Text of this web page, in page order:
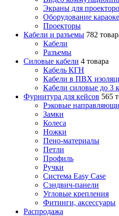
Экраны для
Оборудование караоке
Проекторы
Кабели и разъемы 782
Кабели
Разъемы
Силовые кабели 4 товара
Кабель КГН
Кабели в ПВХ
Кабели силовые до 3
Фурнитура для кейсов 565
Рэковые
Замки
Колеса
Ножки
Пено-материалы
Петли
Профиль
Ручки
Система Easy Case
Сэндвич-панели
Угловые крепления
Фитинги, аксессуары
Распродажа